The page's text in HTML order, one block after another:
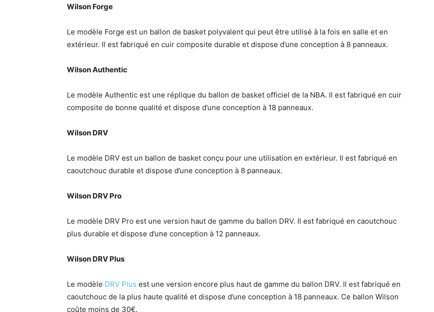
Wilson Forge
Le modèle Forge est un ballon de basket polyvalent qui peut être utilisé à la fois en salle et en
extérieur. Il est fabriqué en cuir composite durable et dispose d’une conception à 8 panneaux.
Wilson Authentic
Le modèle Authentic est une réplique du ballon de basket officiel de la NBA. Il est fabriqué en cuir
composite de bonne qualité et dispose d’une conception à 18 panneaux.
Wilson DRV
Le modèle DRV est un ballon de basket conçu pour une utilisation en extérieur. Il est fabriqué en
caoutchouc durable et dispose d’une conception à 8 panneaux.
Wilson DRV Pro
Le modèle DRV Pro est une version haut de gamme du ballon DRV. Il est fabriqué en caoutchouc
plus durable et dispose d’une conception à 12 panneaux.
Wilson DRV Plus
Le modèle DRV Plus est une version encore plus haut de gamme du ballon DRV. Il est fabriqué en
caoutchouc de la plus haute qualité et dispose d’une conception à 18 panneaux. Ce ballon Wilson
coûte moins de 30€.